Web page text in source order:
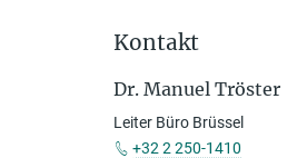
Kontakt
Dr. Manuel Tröster
Leiter Büro Brüssel
+32 2 250-1410